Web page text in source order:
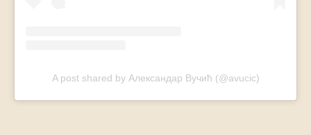
A post shared by Александар Вучић (@avucic)